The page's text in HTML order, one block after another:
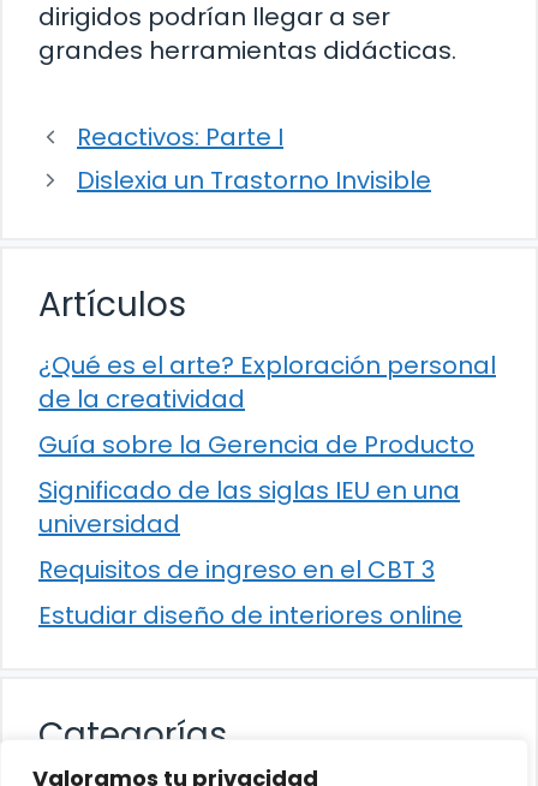
Valoramos tu privacidad
dirigidos podrían llegar a ser
grandes herramientas didácticas.
Reactivos: Parte I
Dislexia un Trastorno Invisible
Artículos
¿Qué es el arte? Exploración personal
de la creatividad
Guía sobre la Gerencia de Producto
Significado de las siglas IEU en una
universidad
Requisitos de ingreso en el CBT 3
Estudiar diseño de interiores online
Categorías